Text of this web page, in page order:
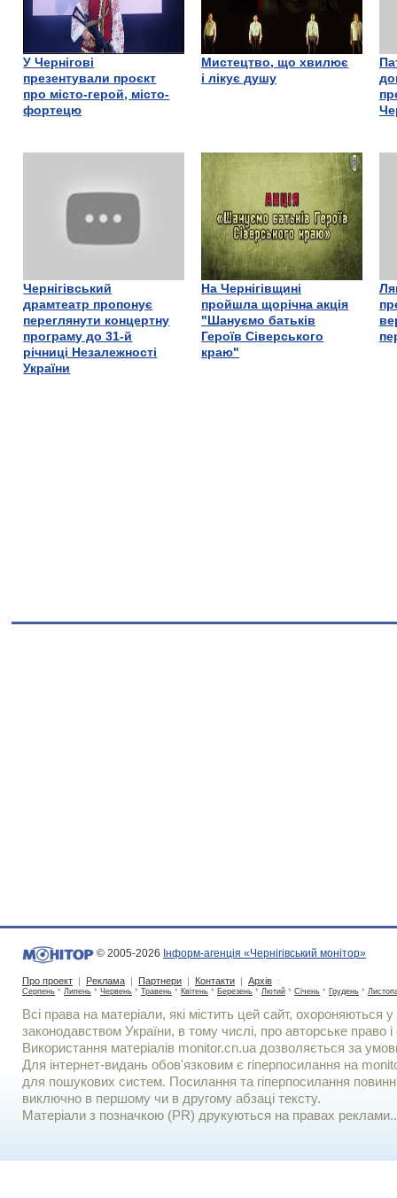
У Чернігові
презентували проєкт
про місто-герой, місто-
фортецю
Мистецтво, що хвилює
і лікує душу
Чернігівський
драмтеатр пропонує
переглянути концертну
програму до 31-й
річниці Незалежності
України
На Чернігівщині
пройшла щорічна акція
"Шануємо батьків
Героїв Сіверського
краю"
© 2005-2026 Інформ-агенція «Чернігівський монітор»
Про проект | Реклама | Партнери | Контакти | Архів :
Серпень * Липень * Червень * Травень * Квітень * Березень * Лютий * Січень * Грудень *
Всі права на матеріали, які містить цей сайт, охороняються у
законодавством України, в тому числі, про авторське право і
Використання матерiалiв monitor.cn.ua дозволяється за
Для iнтернет-видань обов'язковим є гiперпосилання на
для пошукових систем. Посилання та гіперпосилання
виключно в першому чи в другому абзаці тексту.
Матеріали з позначкою (PR) друкуються на правах реклами..